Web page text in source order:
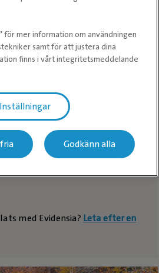
SÖK KLINIK
med Evidensia? Leta efter en
för mer information om användningen
samt för att justera dina
finns i vårt integritetsmeddelande
Inställningar
Godkänn alla